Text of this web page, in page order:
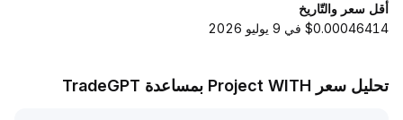
أقل سعر والتّاريخ
$0.00046414 في 9 يوليو 2026
تحليل سعر Project WITH بمساعدة TradeGPT